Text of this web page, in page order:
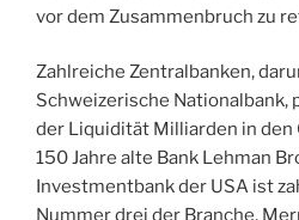
vor dem Zusammenbruch zu
Zahlreiche Zentralbanken,
Schweizerische Nationalbank,
der Liquidität Milliarden in den
150 Jahre alte Bank Lehman
Investmentbank der USA ist
Nummer drei der Branche,